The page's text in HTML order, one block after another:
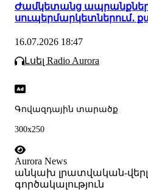
Ժամկետանց ապրանքներ՝
16.07.2026 18:47
Լսել Radio Aurora
Գովազդային տարածք
300x250
Aurora News
անկախ լրատվական-
գործակալություն